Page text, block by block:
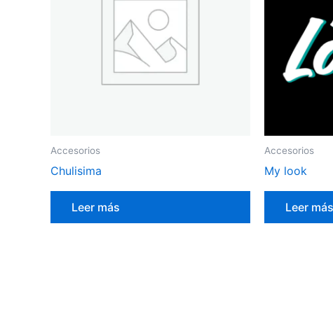
Accesorios
Chulisima
Leer más
Accesorios
My look
Leer más